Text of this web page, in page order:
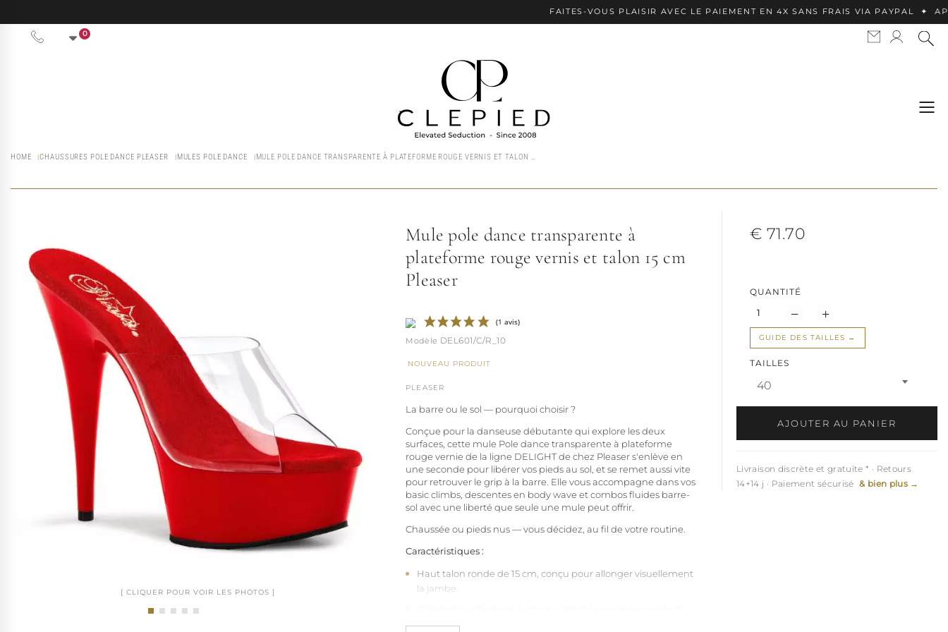
FAITES-VOUS PLAISIR AVEC LE PAIEMENT EN 4X SANS FRAIS VIA PAYPAL ✦ APPLE PAY
0
HOME CHAUSSURES POLE DANCE PLEASER MULES POLE DANCE MULE POLE DANCE TRANSPARENTE À PLATEFORME ROUGE VERNIS ET TALON 15 CM PLEASER
Mule pole dance transparente à
plateforme rouge vernis et talon 15 cm
Pleaser
DEL601/C/R_10
NOUVEAU PRODUIT
PLEASER
La barre ou le sol — pourquoi choisir ?
Conçue pour la danseuse débutante qui explore les deux
surfaces, cette mule Pole dance transparente à plateforme
rouge vernie de la ligne DELIGHT de chez Pleaser s'enlève en
une seconde pour libérer vos pieds au sol, et se remet aussi vite
pour retrouver le grip à la barre. Elle vous accompagne dans vos
basic climbs, descentes en body wave et combos fluides barre-
sol avec une liberté que seule une mule peut offrir.
Chaussée ou pieds nus — vous décidez, au fil de votre routine.
Caractéristiques :
Haut talon ronde de 15 cm, conçu pour allonger visuellement
la jambe.
pied à une dizaine de centimètres — comparable à celle d'un
€ 71.70
QUANTITÉ
GUIDE DES TAILLES
TAILLES
40
AJOUTER AU PANIER
Livraison discrète et gratuite * · Retours
14+14 j · Paiement sécurisé & bien plus →